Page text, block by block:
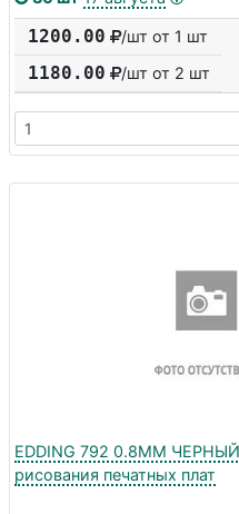
1200.00 /шт от 1 шт
1180.00 /шт от 2 шт
EDDING 792 0.8ММ
рисования печатных плат